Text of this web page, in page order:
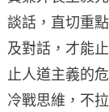
談話，直切重
及對話，才能
止人道主義的
冷戰思維，不